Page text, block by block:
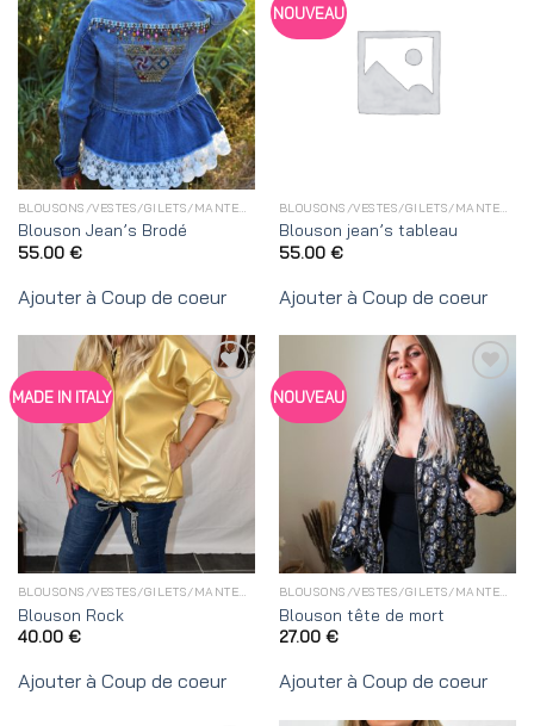
Ajouter
à
Coup
de
coeur
BLOUSONS/VESTES/GILETS/MANTEAUX
Blouson Jean’s Brodé
55.00 €
Ajouter à Coup de coeur
NOUVEAU
BLOUSONS/VESTES/GILETS/MANTEAUX
Blouson jean’s tableau
55.00 €
Ajouter à Coup de coeur
MADE IN ITALY
Ajouter
à
Coup
BLOUSONS/VESTES/GILETS/MANTEAUX
Blouson Rock
40.00 €
Ajouter à Coup de coeur
NOUVEAU
à
Coup
de
coeur
BLOUSONS/VESTES/GILETS/MANTEAUX
Blouson tête de mort
27.00 €
Ajouter à Coup de coeur